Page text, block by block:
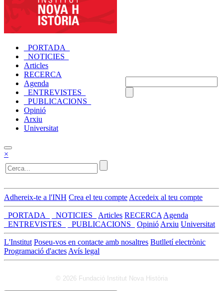
_PORTADA_
_NOTICIES_
Articles
RECERCA
Agenda
_ENTREVISTES_
_PUBLICACIONS_
Opinió
Arxiu
Universitat
×
Adhereix-te a l'INH Crea el teu compte Accedeix al teu compte
_PORTADA_ _NOTICIES_ Articles RECERCA Agenda
_ENTREVISTES_
_PUBLICACIONS_ Opinió Arxiu Universitat
L'Institut Poseu-vos en contacte amb nosaltres Butlletí electrònic
Programació d'actes Avís legal
© 2026 Fundació Institut Nova Història